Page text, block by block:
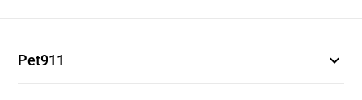
Pet911 expand_more